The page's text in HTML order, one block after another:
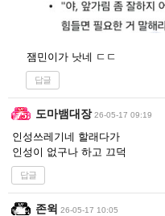
잼민이가 낫네 ㄷㄷ
답글
도마뱀대장 26-05-17 09:19
인성쓰레기네 할래다가
인성이 없구나 하고 끄덕
답글
존윅 26-05-17 10:05